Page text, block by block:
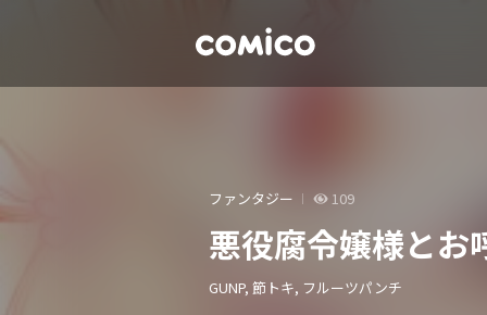
ファンタジー 109
悪役腐令嬢様とお
GUNP, 節トキ, フルーツパンチ